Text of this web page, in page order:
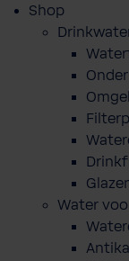
Shop
Water